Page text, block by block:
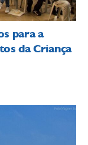
para a
da Criança